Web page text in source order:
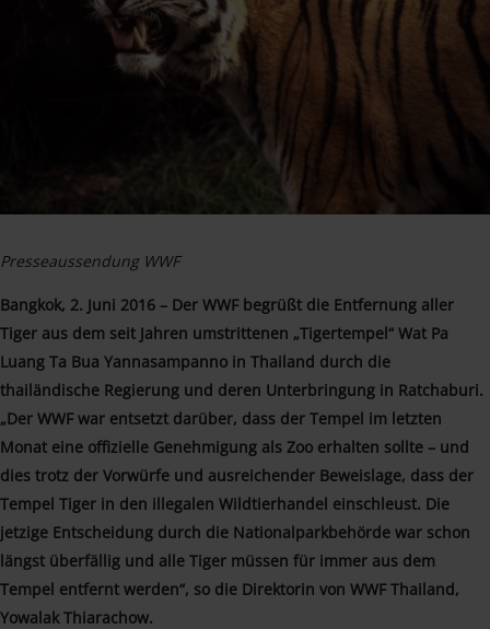
Presseaussendung WWF
Bangkok, 2. Juni 2016 – Der WWF begrüßt die Entfernung aller
Tiger aus dem seit Jahren umstrittenen „Tigertempel“ Wat Pa
Luang Ta Bua Yannasampanno in Thailand durch die
thailändische Regierung und deren Unterbringung in Ratchaburi.
„Der WWF war entsetzt darüber, dass der Tempel im letzten
Monat eine offizielle Genehmigung als Zoo erhalten sollte – und
dies trotz der Vorwürfe und ausreichender Beweislage, dass der
Tempel Tiger in den illegalen Wildtierhandel einschleust. Die
jetzige Entscheidung durch die Nationalparkbehörde war schon
längst überfällig und alle Tiger müssen für immer aus dem
Tempel entfernt werden“, so die Direktorin von WWF Thailand,
Yowalak Thiarachow.